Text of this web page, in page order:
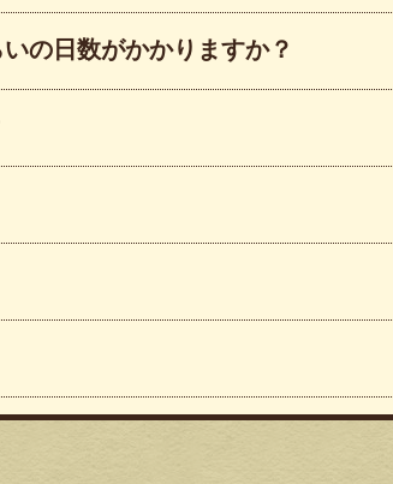
の日数がかかりますか？